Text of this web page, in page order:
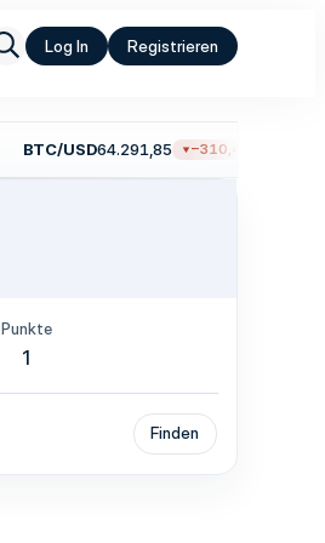
Log In Registrieren
BTC/USD64.291,85 −310,47 (−0,48 %)
Punkte
1
Finden